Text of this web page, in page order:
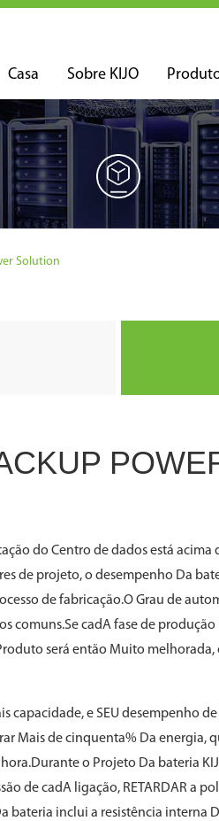
Casa Sobre KIJO
Solution
do Centro de dados está acima
de projeto, o desempenho Da
de fabricação.O Grau de
comuns.Se cadA fase de produção
será então Muito melhorada,
capacidade, e SEU desempenho
Mais de cinquenta% Da energia,
o Projeto Da bateria
de cadA ligação, RETARDAR a
inclui a resistência interna